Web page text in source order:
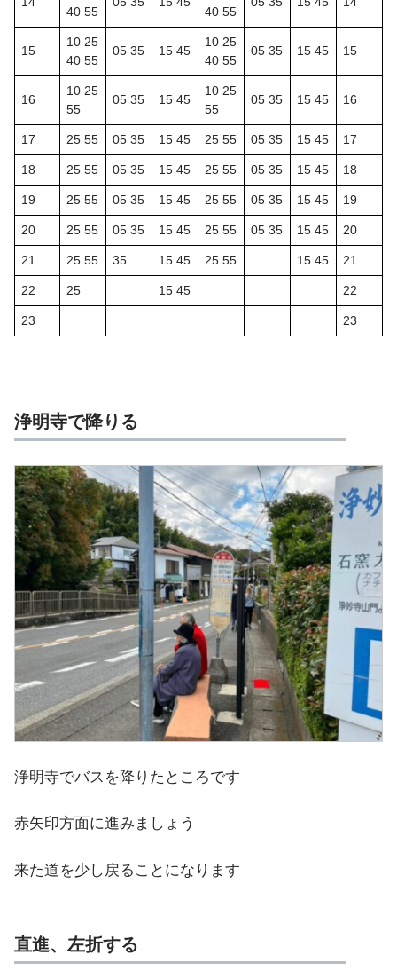
40 55
40 55
15
10 25
40 55
05 35 15 45
10 25
40 55
05 35 15 45 15
16
10 25
55
05 35 15 45
10 25
55
05 35 15 45 16
17 25 55 05 35 15 45 25 55 05 35 15 45 17
18 25 55 05 35 15 45 25 55 05 35 15 45 18
19 25 55 05 35 15 45 25 55 05 35 15 45 19
20 25 55 05 35 15 45 25 55 05 35 15 45 20
21 25 55 35 15 45 25 55 15 45 21
22 25 15 45 22
23 23
浄明寺で降りる
浄明寺でバスを降りたところです
赤矢印方面に進みましょう
来た道を少し戻ることになります
直進、左折する